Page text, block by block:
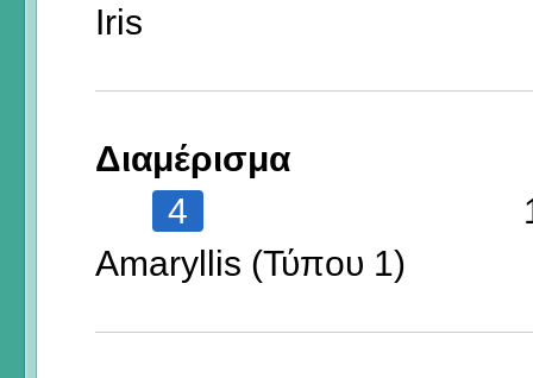
Iris
Διαμέρισμα
4
Amaryllis (Τύπου 1)